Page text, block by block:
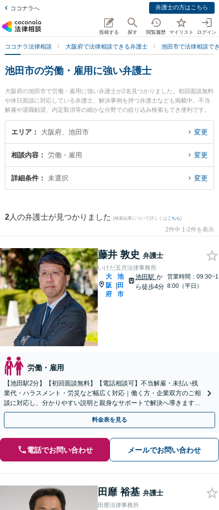
ココナラへ 弁護士の方はこちら
投稿する 探す 閲覧履歴 マイリスト ログイン
ココナラ法律相談 大阪府で法律相談できる弁護士 池田市で法律相談で
池田市の労働・雇用に強い弁護士
大阪府の池田市で労働・雇用に強い弁護士が2名見つかりました。初回面談無料
や休日面談に対応している弁護士、解決事例を持つ弁護士なども掲載中。不当
解雇や退職勧奨、内定取消等の細かな分野での絞り込み検索もでき便利です。
特にいけだ五月法律事務所の藤井 敦史弁護士や田靡法律事務所の田靡 裕基弁護
士のプロフィール情報や弁護士費用、強みなどが注目されています。『池田市
『初回相談無料で労働・雇用を法律相談できる池田市内の弁護士に相談予約し
たい』などでお困りの相談者さんにおすすめです。
エリア 大阪府、池田市 変更
相談内容 労働・雇用 変更
詳細条件 未選択 変更
2 人の弁護士が見つかりました (検索結果について詳しくは こちら)
2件中 1-2件を表示
藤井 敦史 弁護士
いけだ五月法律事務所
大
阪
府
|
池
田
市
池田駅 か
ら徒歩4分
営業時間：09:30~1
8:00（平日）
労働・雇用
【池田駅2分】【初回面談無料】【電話相談可】不当解雇・未払い残
業代・ハラスメント・労災など幅広く対応｜働く方・企業双方のご相
談に対応し、分かりやすい説明と親身なサポートで解決へ導きます
【休日・夜間対応可】
料金表を見る
電話でお問い合わせ メールでお問い合わせ
田靡 裕基 弁護士
田靡法律事務所